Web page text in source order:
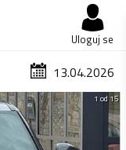
Uloguj se
13.04.2026
1 od 15